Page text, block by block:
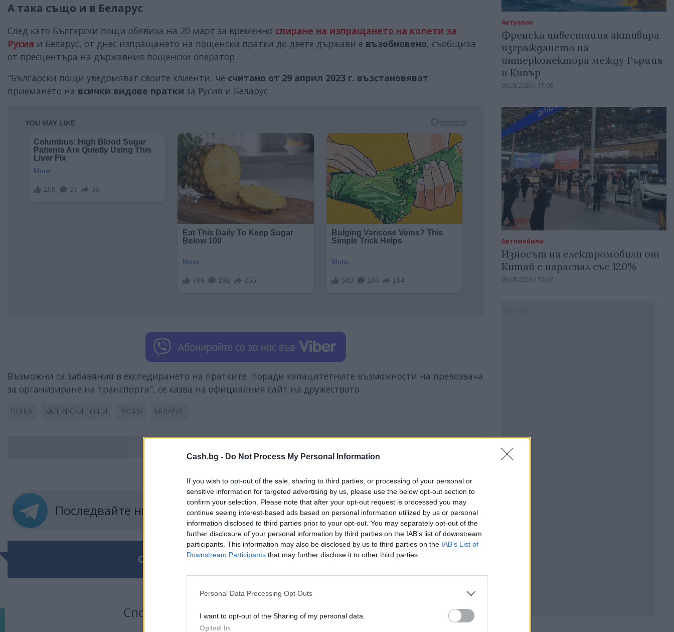
Cash.bg - Do Not Process My Personal Information
If you wish to opt-out of the sale, sharing to third parties, or processing of your personal or
sensitive information for targeted advertising by us, please use the below opt-out section to
confirm your selection. Please note that after your opt-out request is processed you may
continue seeing interest-based ads based on personal information utilized by us or personal
information disclosed to third parties prior to your opt-out. You may separately opt-out of the
further disclosure of your personal information by third parties on the IAB’s list of downstream
participants. This information may also be disclosed by us to third parties on the IAB’s List of
Downstream Participants that may further disclose it to other third parties.
Personal Data Processing Opt Outs
I want to opt-out of the Sharing of my personal data.
Opted In
А така също и в Беларус
След като Български пощи обявиха на 20 март за временно спиране на изпращането на колети за
Русия и Беларус, от днес изпращането на пощенски пратки до двете държави е възобновено, съобщиха
от пресцентъра на държавния пощенски оператор.
"Български пощи уведомяват своите клиенти, че считано от 29 април 2023 г. възстановяват
приемането на всички видове пратки за Русия и Беларус.
Възможни са забавяния в експедирането на пратките поради капацитетните възможности на превозвача
за организиране на транспорта", се казва на официалния сайт на дружеството.
ПОЩА БЪЛГАРСКИ ПОЩИ РУСИЯ БЕЛАРУС
Последвайте ни в ТЕЛЕГРАМ Последвайте ни във ВАЙБЪР
ОЩЕ ПО ТЕМАТАВЪВ facebook
Сподели тази статия в:
Актуално
Френска инвестиция активира
изграждането на
интерконектора между Гърция
и Кипър
06.08.2026 / 17:06
Автомобили
Износът на електромобили от
Китай е нараснал със 120%
06.08.2026 / 16:30